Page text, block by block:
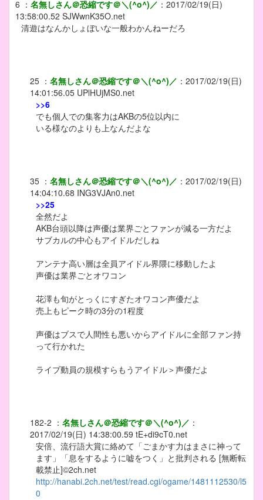
6 ： 名無しさん＠恐縮です＠＼(^o^)／ ： 2017/02/19(日)
13:58:00.52 SJWwnK35O.net
清遊はなんかしょぼいな一般わかんねーだろ
25 ： 名無しさん＠恐縮です＠＼(^o^)／ ： 2017/02/19(日)
14:01:56.05 UPlHUjMS0.net
>>6
でも個人での集客力はAKBの5位以内に
いる様なのよりも上なんだよな
35 ： 名無しさん＠恐縮です＠＼(^o^)／ ： 2017/02/19(日)
14:04:10.68 ING3VJAn0.net
>>25
全然だよ
AKB台頭以降は声優は業界ごとファンが減る一方だよ
サブカルの中心もアイドルだしね
アンテナ高い層は全員アイドル界隈に移動したよ
声優は業界ごとオワコン
花澤も旬がとっくにすぎたオワコン声優だよ
売上もピーク時の3分の1程度
声優はブスで人間性も悪いからアイドルに全部ファン持
って行かれた
ライブ動員の規模すらもうアイドル＞声優だよ
182-2 ： 名無しさん＠恐縮です＠＼(^o^)／ ：
2017/02/19(日) 14:38:00.59 tE+di9cT0.net
安倍、流行語大賞に絡めて「ごまかす力はまさに神って
ます」「息をするように嘘をつく」と批判される [無断転
載禁止]©2ch.net
http://hanabi.2ch.net/test/read.cgi/ogame/1481112530/l5
0